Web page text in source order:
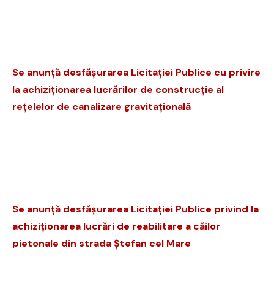
Se anunță desfășurarea Licitației Publice cu privire
la achiziționarea lucrărilor de construcție al
rețelelor de canalizare gravitațională
Se anunță desfășurarea Licitației Publice privind la
achiziționarea lucrări de reabilitare a căilor
pietonale din strada Ștefan cel Mare